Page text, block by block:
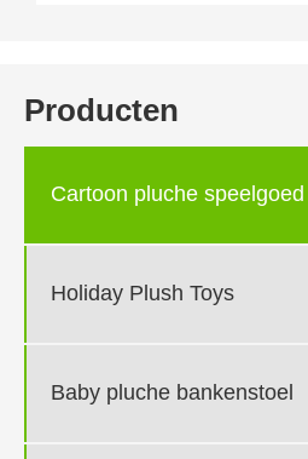
Producten
Cartoon pluche speelgoed
Holiday Plush Toys
Baby pluche bankenstoel